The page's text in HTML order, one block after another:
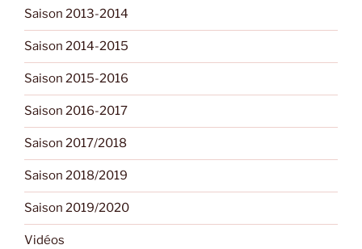
Saison 2013-2014
Saison 2014-2015
Saison 2015-2016
Saison 2016-2017
Saison 2017/2018
Saison 2018/2019
Saison 2019/2020
Vidéos